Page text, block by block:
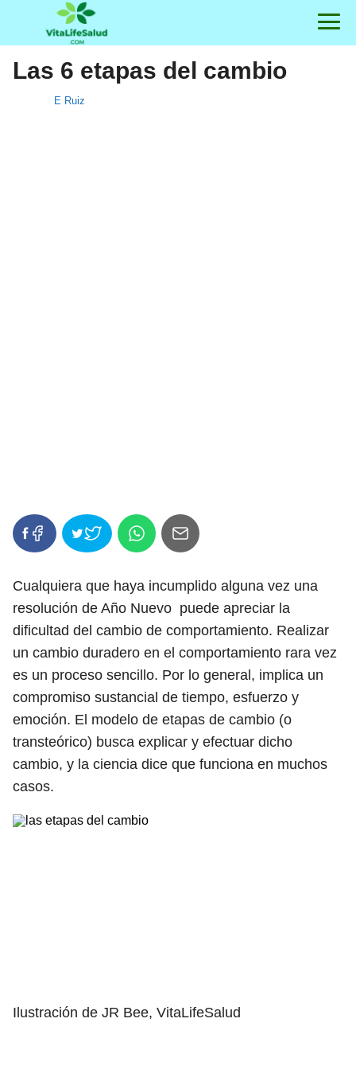
Las 6 etapas del cambio
E Ruiz
Cualquiera que haya incumplido alguna vez una
resolución de Año Nuevo puede apreciar la
dificultad del cambio de comportamiento. Realizar
un cambio duradero en el comportamiento rara vez
es un proceso sencillo. Por lo general, implica un
compromiso sustancial de tiempo, esfuerzo y
emoción. El modelo de etapas de cambio (o
transteórico) busca explicar y efectuar dicho
cambio, y la ciencia dice que funciona en muchos
casos.
Ilustración de JR Bee, VitaLifeSalud